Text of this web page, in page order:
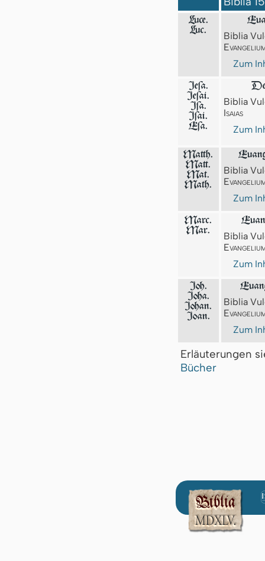
Luce.
Luc.
Biblia
Zum
Jeſa.
Jeſai.
Jſa.
Iſai.
Eſa.
Biblia
Isaias
Zum
Matth.
Matt.
Mat.
Math.
Biblia
Zum
Marc.
Mar.
Biblia
Zum
Joh.
Joha.
Johan.
Joan.
Biblia
Zum
Erläuterungen
Bücher